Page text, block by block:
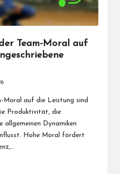
Team-Moral auf
Moral auf die Leistung sind
Produktivität, die
allgemeinen Dynamiken
Hohe Moral fördert